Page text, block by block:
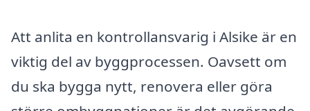
Att anlita en kontrollansvarig i Alsike är en
viktig del av byggprocessen. Oavsett om
du ska bygga nytt, renovera eller göra